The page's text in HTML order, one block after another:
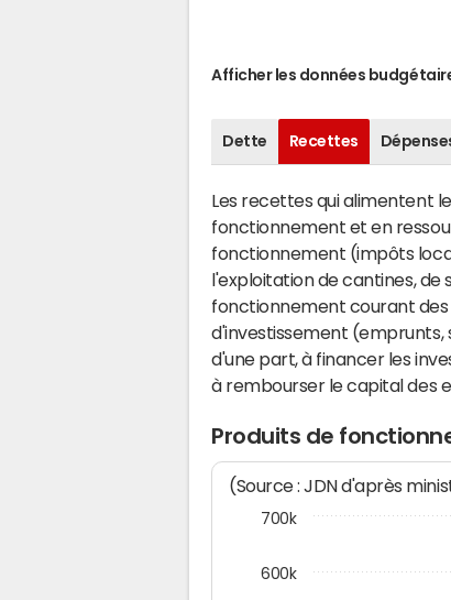
Afficher les données
Dette Recettes
Les recettes qui alimentent
fonctionnement et en
fonctionnement (impôts
l'exploitation de cantines,
fonctionnement courant des
d'investissement (emprunts,
d'une part, à financer les
à rembourser le capital des
Produits de
(Source : JDN d'après
600k
700k